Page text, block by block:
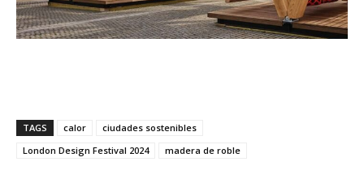
TAGS calor
ciudades sostenibles
London Design Festival 2024
madera de roble